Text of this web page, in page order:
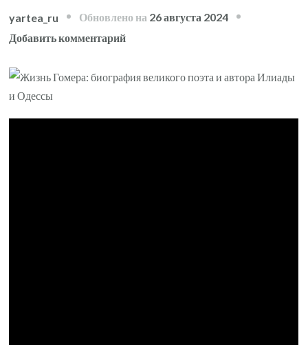
yartea_ru Обновлено на 26 августа 2024
Добавить комментарийк
Жизнь